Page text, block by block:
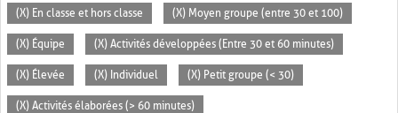
(X) En classe et hors classe (X) Moyen groupe (entre 30 et 100)
(X) Équipe (X) Activités développées (Entre 30 et 60 minutes)
(X) Élevée (X) Individuel (X) Petit groupe (< 30)
(X) Activités élaborées (> 60 minutes)